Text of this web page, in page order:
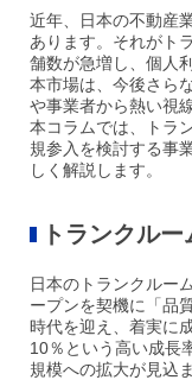
近年、日本の不動産
あります。それがト
舗数が急増し、個人
本市場は、今後さら
や事業者から熱い視
本コラムでは、トラ
規参入を検討する事
しく解説します。
トランクル
日本のトランクルー
ープンを契機に「品
時代を迎え、着実に
10％という高い成長
規模への拡大が見込